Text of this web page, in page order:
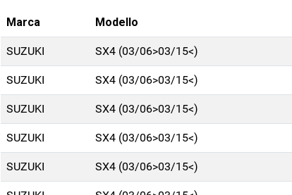
Marca Modello
SUZUKI SX4 (03/06>03/15<)
SUZUKI SX4 (03/06>03/15<)
SUZUKI SX4 (03/06>03/15<)
SUZUKI SX4 (03/06>03/15<)
SUZUKI SX4 (03/06>03/15<)